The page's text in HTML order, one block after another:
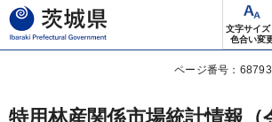
茨城県
文字サイズ
色合い変
ページ番号：68793
特用林産関係市場統計情報（